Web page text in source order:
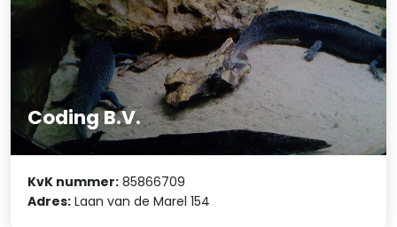
Coding B.V.
KvK nummer: 85866709
Adres: Laan van de Marel 154